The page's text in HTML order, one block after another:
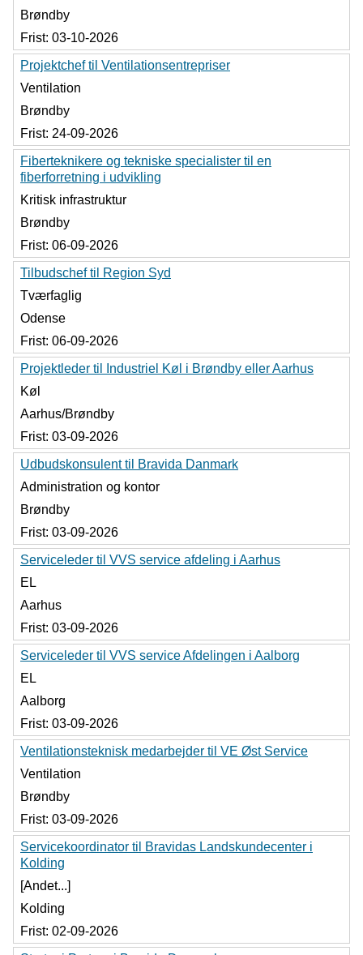
Brøndby
Frist: 03-10-2026
Projektchef til Ventilationsentrepriser
Ventilation
Brøndby
Frist: 24-09-2026
Fiberteknikere og tekniske specialister til en
fiberforretning i udvikling
Kritisk infrastruktur
Brøndby
Frist: 06-09-2026
Tilbudschef til Region Syd
Tværfaglig
Odense
Frist: 06-09-2026
Projektleder til Industriel Køl i Brøndby eller Aarhus
Køl
Aarhus/Brøndby
Frist: 03-09-2026
Udbudskonsulent til Bravida Danmark
Administration og kontor
Brøndby
Frist: 03-09-2026
Serviceleder til VVS service afdeling i Aarhus
EL
Aarhus
Frist: 03-09-2026
Serviceleder til VVS service Afdelingen i Aalborg
EL
Aalborg
Frist: 03-09-2026
Ventilationsteknisk medarbejder til VE Øst Service
Ventilation
Brøndby
Frist: 03-09-2026
Servicekoordinator til Bravidas Landskundecenter i
Kolding
[Andet...]
Kolding
Frist: 02-09-2026